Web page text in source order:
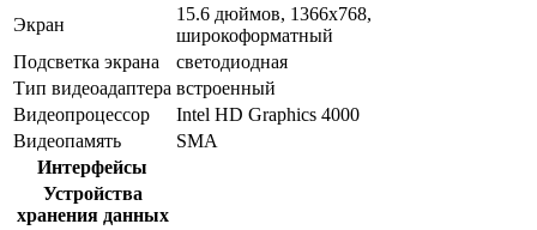
Экран
15.6 дюймов, 1366x768,
широкоформатный
Подсветка экрана
светодиодная
Тип видеоадаптера встроенный
Видеопроцессор
Intel HD Graphics 4000
Видеопамять
SMA
Интерфейсы
Устройства
хранения данных